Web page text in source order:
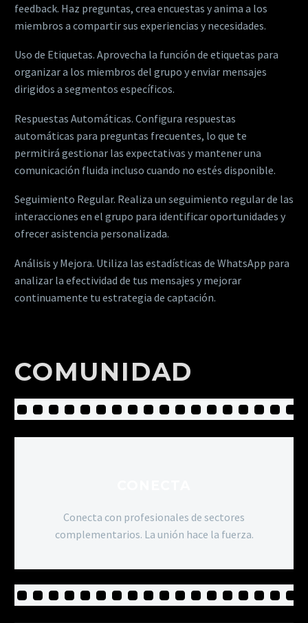
feedback. Haz preguntas, crea encuestas y anima a los
miembros a compartir sus experiencias y necesidades.
Uso de Etiquetas. Aprovecha la función de etiquetas para
organizar a los miembros del grupo y enviar mensajes
dirigidos a segmentos específicos.
Respuestas Automáticas. Configura respuestas
automáticas para preguntas frecuentes, lo que te
permitirá gestionar las expectativas y mantener una
comunicación fluida incluso cuando no estés disponible.
Seguimiento Regular. Realiza un seguimiento regular de las
interacciones en el grupo para identificar oportunidades y
ofrecer asistencia personalizada.
Análisis y Mejora. Utiliza las estadísticas de WhatsApp para
analizar la efectividad de tus mensajes y mejorar
continuamente tu estrategia de captación.
COMUNIDAD
Conecta con profesionales de sectores
complementarios. La unión hace la fuerza.